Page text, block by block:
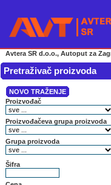
Avtera SR d.o.o., Autoput za
Pretraživač proizvoda